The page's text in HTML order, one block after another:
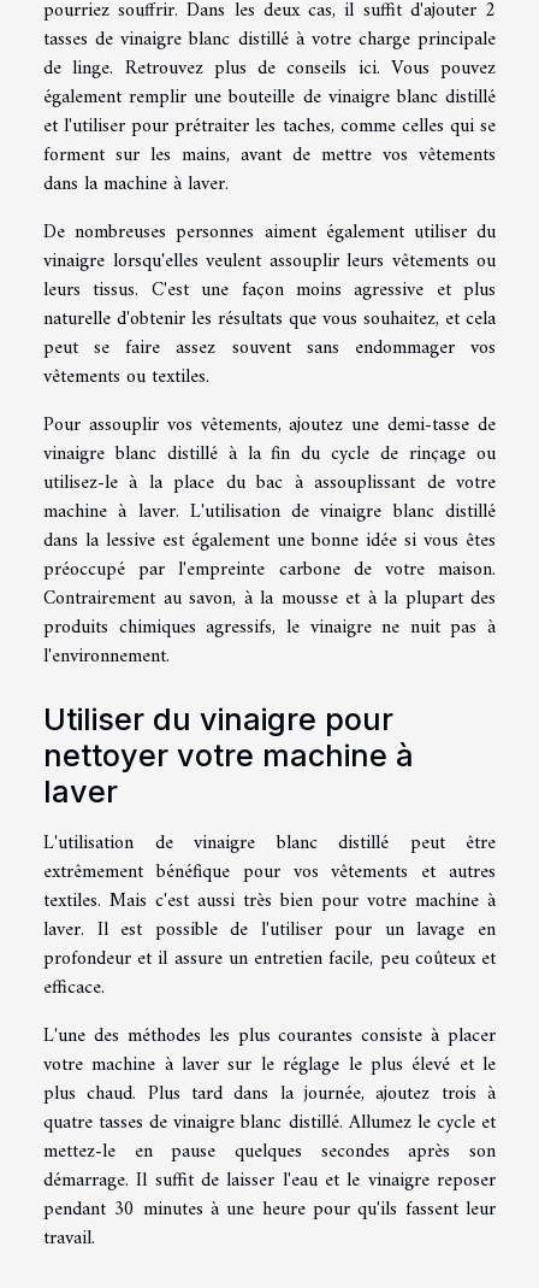
pourriez souffrir. Dans les deux cas, il suffit d'ajouter 2
tasses de vinaigre blanc distillé à votre charge principale
de linge. Retrouvez plus de conseils ici. Vous pouvez
également remplir une bouteille de vinaigre blanc distillé
et l'utiliser pour prétraiter les taches, comme celles qui se
forment sur les mains, avant de mettre vos vêtements
dans la machine à laver.
De nombreuses personnes aiment également utiliser du
vinaigre lorsqu'elles veulent assouplir leurs vêtements ou
leurs tissus. C'est une façon moins agressive et plus
naturelle d'obtenir les résultats que vous souhaitez, et cela
peut se faire assez souvent sans endommager vos
vêtements ou textiles.
Pour assouplir vos vêtements, ajoutez une demi-tasse de
vinaigre blanc distillé à la fin du cycle de rinçage ou
utilisez-le à la place du bac à assouplissant de votre
machine à laver. L'utilisation de vinaigre blanc distillé
dans la lessive est également une bonne idée si vous êtes
préoccupé par l'empreinte carbone de votre maison.
Contrairement au savon, à la mousse et à la plupart des
produits chimiques agressifs, le vinaigre ne nuit pas à
l'environnement.
Utiliser du vinaigre pour
nettoyer votre machine à
laver
L'utilisation de vinaigre blanc distillé peut être
extrêmement bénéfique pour vos vêtements et autres
textiles. Mais c'est aussi très bien pour votre machine à
laver. Il est possible de l'utiliser pour un lavage en
profondeur et il assure un entretien facile, peu coûteux et
efficace.
L'une des méthodes les plus courantes consiste à placer
votre machine à laver sur le réglage le plus élevé et le
plus chaud. Plus tard dans la journée, ajoutez trois à
quatre tasses de vinaigre blanc distillé. Allumez le cycle et
mettez-le en pause quelques secondes après son
démarrage. Il suffit de laisser l'eau et le vinaigre reposer
pendant 30 minutes à une heure pour qu'ils fassent leur
travail.